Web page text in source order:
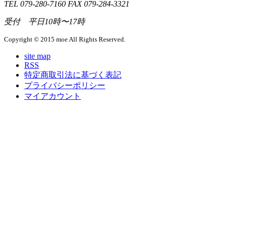
TEL 079-280-7160 FAX 079-284-3321
受付 平日10時〜17時
Copyright © 2015 moe All Rights Reserved.
site map
RSS
特定商取引法に基づく表記
プライバシーポリシー
マイアカウント